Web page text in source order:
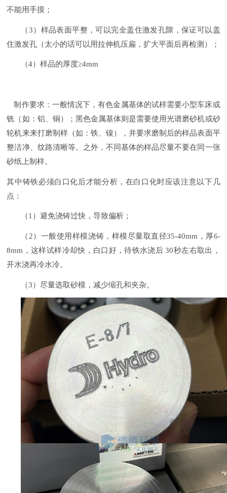
不能用手摸；
（3）样品表面平整，可以完全盖住激发孔隙，保证可以盖
住激发孔（太小的话可以用拉伸机压扁，扩大平面后再检测）；
（4）样品的厚度≥4mm
制作要求：一般情况下，有色金属基体的试样需要小型车床或
铣（如：铝、铜）；黑色金属基体则是需要使用光谱磨砂机或砂
轮机来来打磨制样（如：铁、镍），并要求磨制后的样品表面平
整洁净、纹路清晰等。之外，不同基体的样品尽量不要在同一张
砂纸上制样。
其中铸铁必须白口化后才能分析，在白口化时应该注意以下几
点：
（1）避免浇铸过快，导致偏析；
（2） 一般使用样模浇铸，样模尽量取直径35-40mm ，厚6-
8mm ，这样试样冷却快，白口好，待铁水浇后 30秒左右取出，
开水浇再冷水冷。
（3）尽量选取砂模，减少缩孔和夹杂。